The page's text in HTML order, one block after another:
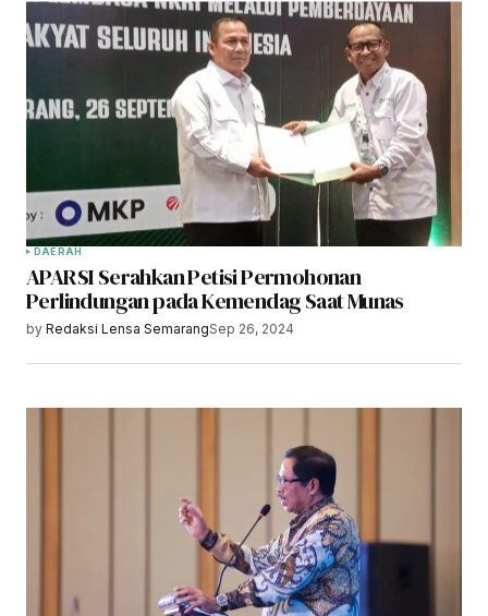
DAERAH
APARSI Serahkan Petisi Permohonan
Perlindungan pada Kemendag Saat Munas
by Redaksi Lensa SemarangSep 26, 2024